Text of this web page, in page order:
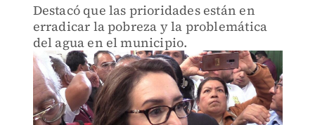
Destacó que las prioridades están en
erradicar la pobreza y la problemática
del agua en el municipio.